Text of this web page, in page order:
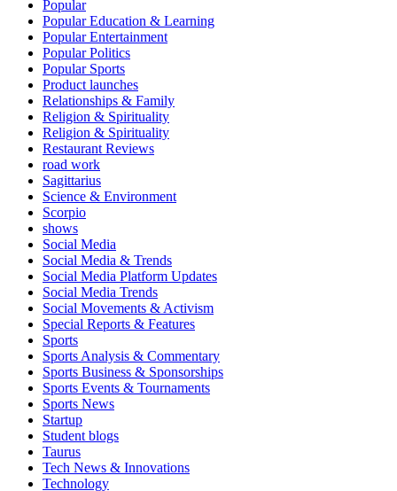
Popular
Popular Education & Learning
Popular Entertainment
Popular Politics
Popular Sports
Product launches
Relationships & Family
Religion & Spirituality
Religion & Spirituality
Restaurant Reviews
road work
Sagittarius
Science & Environment
Scorpio
shows
Social Media
Social Media & Trends
Social Media Platform Updates
Social Media Trends
Social Movements & Activism
Special Reports & Features
Sports
Sports Analysis & Commentary
Sports Business & Sponsorships
Sports Events & Tournaments
Sports News
Startup
Student blogs
Taurus
Tech News & Innovations
Technology